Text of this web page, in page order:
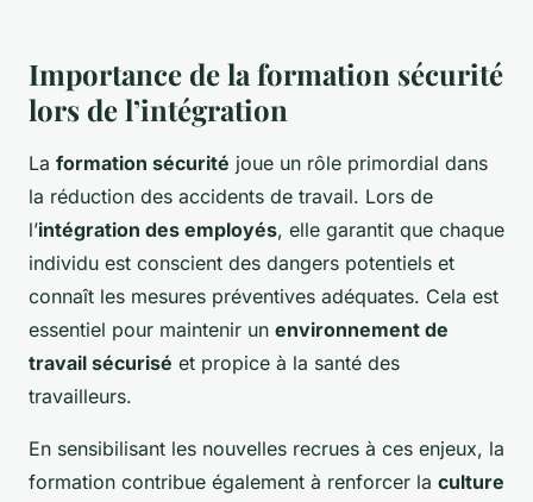
Importance de la formation sécurité
lors de l’intégration
La formation sécurité joue un rôle primordial dans
la réduction des accidents de travail. Lors de
l’intégration des employés, elle garantit que chaque
individu est conscient des dangers potentiels et
connaît les mesures préventives adéquates. Cela est
essentiel pour maintenir un environnement de
travail sécurisé et propice à la santé des
travailleurs.
En sensibilisant les nouvelles recrues à ces enjeux, la
formation contribue également à renforcer la culture